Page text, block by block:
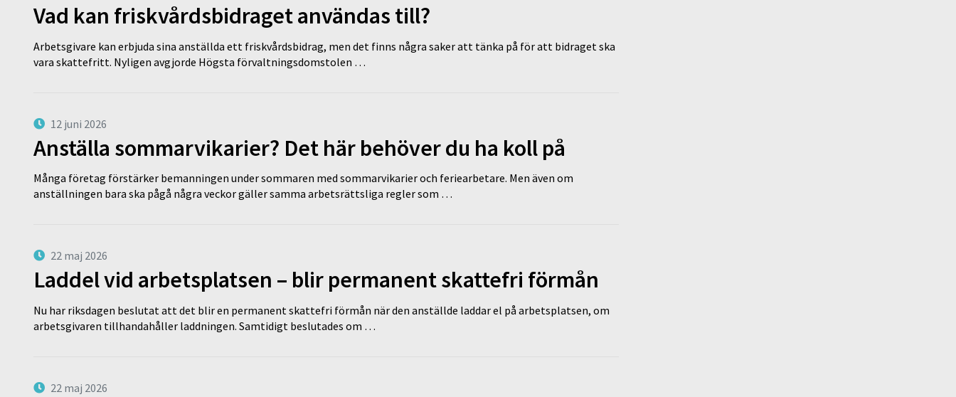
Vad kan friskvårdsbidraget användas till?
Arbetsgivare kan erbjuda sina anställda ett friskvårdsbidrag, men det finns några saker att tänka på för att bidraget ska
vara skattefritt. Nyligen avgjorde Högsta förvaltningsdomstolen …
12 juni 2026
Anställa sommarvikarier? Det här behöver du ha koll på
Många företag förstärker bemanningen under sommaren med sommarvikarier och feriearbetare. Men även om
anställningen bara ska pågå några veckor gäller samma arbetsrättsliga regler som …
22 maj 2026
Laddel vid arbetsplatsen – blir permanent skattefri förmån
Nu har riksdagen beslutat att det blir en permanent skattefri förmån när den anställde laddar el på arbetsplatsen, om
arbetsgivaren tillhandahåller laddningen. Samtidigt beslutades om …
22 maj 2026